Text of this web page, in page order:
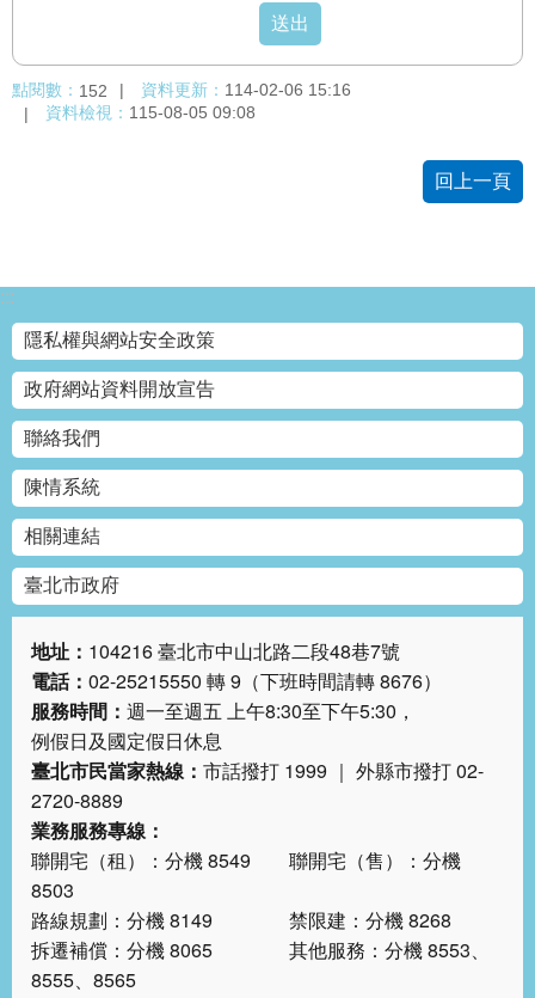
點閱數： 152 資料更新： 114-02-06 15:16
資料檢視： 115-08-05 09:08
回上一頁
:::
隱私權與網站安全政策
政府網站資料開放宣告
聯絡我們
陳情系統
相關連結
臺北市政府
地址： 104216 臺北市中山北路二段48巷7號
電話： 02-25215550 轉 9（下班時間請轉 8676）
服務時間： 週一至週五 上午8:30至下午5:30，
例假日及國定假日休息
臺北市民當家熱線： 市話撥打 1999 ｜ 外縣市撥打 02-
2720-8889
業務服務專線：
聯開宅（租）：分機 8549 聯開宅（售）：分機
8503
路線規劃：分機 8149 禁限建：分機 8268
拆遷補償：分機 8065 其他服務：分機 8553、
8555、8565